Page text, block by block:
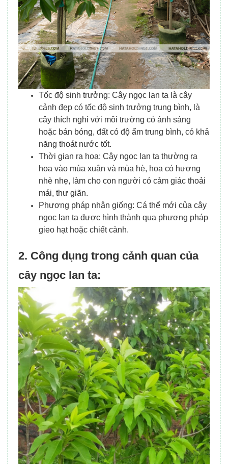
Tốc độ sinh trưởng: Cây ngọc lan ta là cây
cảnh đẹp có tốc độ sinh trưởng trung bình, là
cây thích nghi với môi trường có ánh sáng
hoặc bán bóng, đất có độ ẩm trung bình, có khả
năng thoát nước tốt.
Thời gian ra hoa: Cây ngọc lan ta thường ra
hoa vào mùa xuân và mùa hè, hoa có hương
nhè nhẹ, làm cho con người có cảm giác thoải
mái, thư giãn.
Phương pháp nhân giống: Cá thể mới của cây
ngọc lan ta được hình thành qua phương pháp
gieo hạt hoặc chiết cành.
2. Công dụng trong cảnh quan của
cây ngọc lan ta: